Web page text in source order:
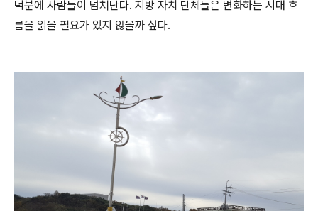
덕분에 사람들이 넘쳐난다. 지방 자치 단체들은 변화하는 시대 흐
름을 읽을 필요가 있지 않을까 싶다.